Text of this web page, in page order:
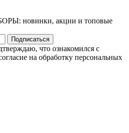
новинки, акции и топовые
Подписаться
что ознакомился с
на обработку персональных